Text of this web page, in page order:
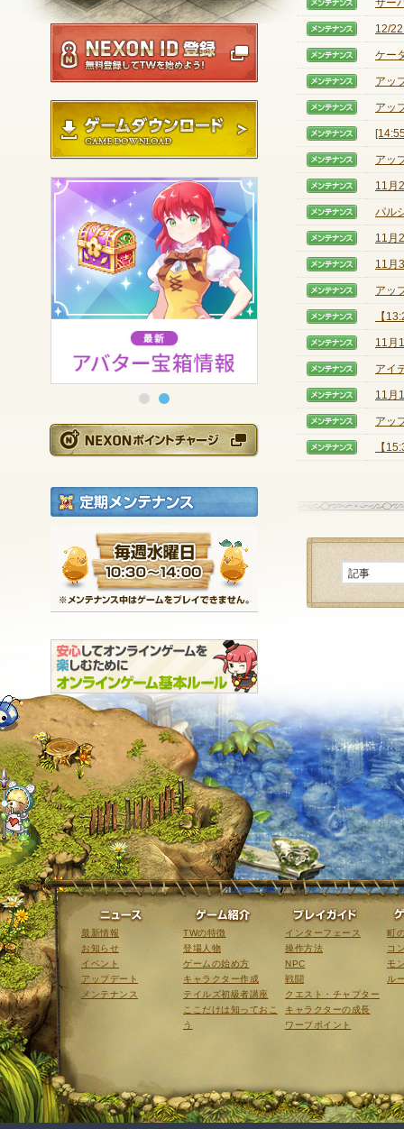
NEXON ID登録
ゲームダウンロード
NEXONポイントチ
毎週水曜日 10:30
【メ
サー
【メ
12/
【メ
ケー
【メ
アッ
【メ
アッ
【メ
【メ
アッ
【メ
11月
【メ
パル
【メ
11月
【メ
11月
【メ
アッ
【メ
【
【メ
11月
【メ
アイ
【メ
11月
【メ
アッ
【メ
【
ニュース
最新情報
お知らせ
イベント
アップデート
メンテナンス
ゲーム紹介
TWの特徴
登場人物
ゲームの始め方
キャラクター作成
テイルズ初級者講座
ここだけは知っておこ
う
インターフェース
操作方法
NPC
戦闘
クエスト・チャプター
キャラクターの成長
ワープポイント
町
コ
モ
ル